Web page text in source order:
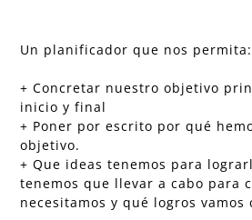
Un planificador que nos permita:
+ Concretar nuestro objetivo
inicio y final
+ Poner por escrito por qué
objetivo.
+ Que ideas tenemos para
tenemos que llevar a cabo para
necesitamos y qué logros vamos